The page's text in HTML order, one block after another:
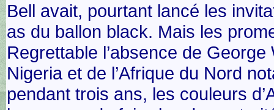
Bell avait, pourtant lancé les
as du ballon black. Mais les
Regrettable l’absence de
Nigeria et de l’Afrique du Nord
pendant trois ans, les couleurs